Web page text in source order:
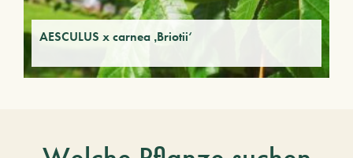
AESCULUS x carnea ‚Briotii‘